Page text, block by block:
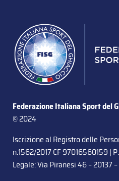
Federazione Italiana Sport del
© 2024
Iscrizione al Registro delle
n.1562/2017 CF 97016560159 |
Legale: Via Piranesi 46 – 20137